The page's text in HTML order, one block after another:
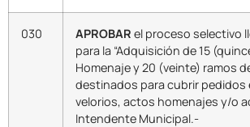
030 APROBAR el proceso selectivo
para la “Adquisición de 15
Homenaje y 20 (veinte) ramos
destinados para cubrir pedidos
velorios, actos homenajes y/o
Intendente Municipal.-